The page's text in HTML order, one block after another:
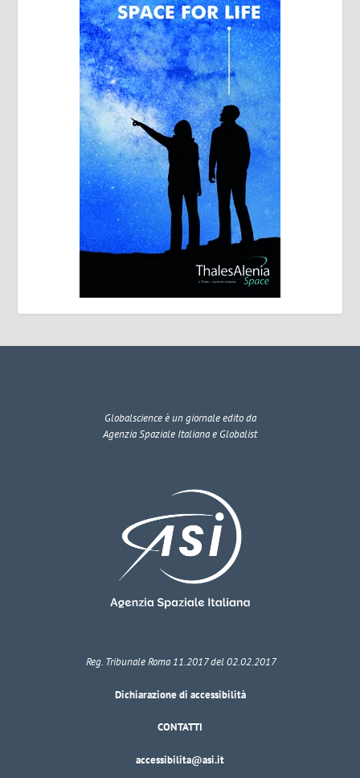
Globalscienceè un giornale edito da
Agenzia Spaziale Italiana e Globalist
Reg. Tribunale Roma 11.2017 del 02.02.2017
Dichiarazione di accessibilità
CONTATTI
accessibilita@asi.it